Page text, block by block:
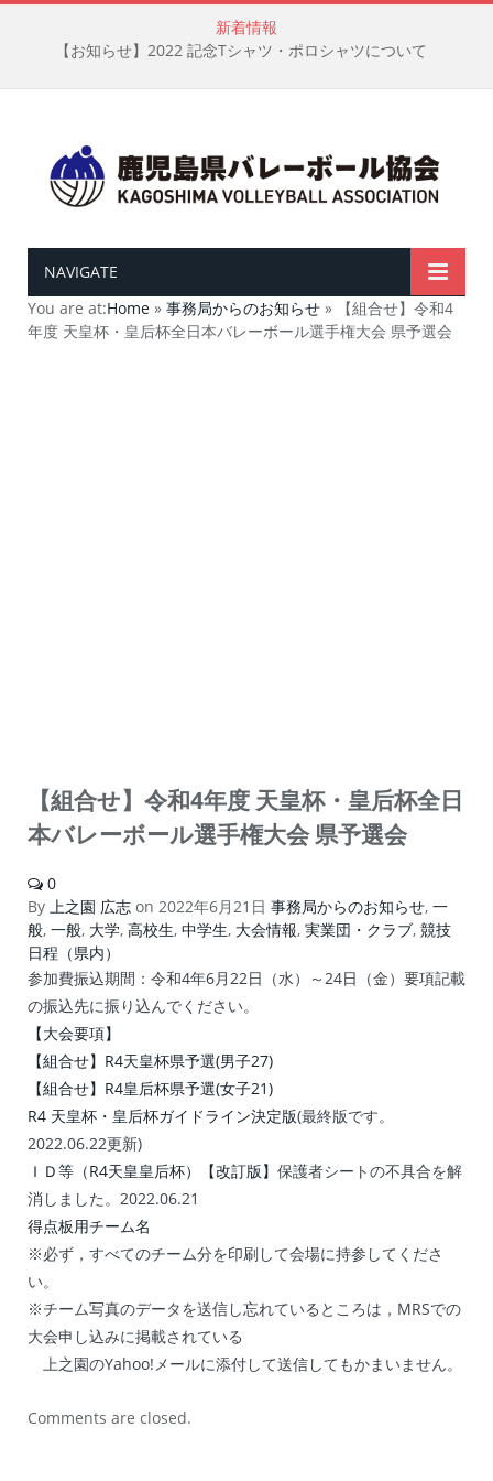
新着情報
【お知らせ】2022 記念Tシャツ・ポロシャツについて
NAVIGATE
You are at:Home » 事務局からのお知らせ »
【組合せ】令和4
年度 天皇杯・皇后杯全日本バレーボール選手権大会 県予選会
【組合せ】令和4年度 天皇杯・皇后杯全日
本バレーボール選手権大会 県予選会
0
By 上之園 広志 on 2022年6月21日 事務局からのお知らせ, 一
般, 一般, 大学, 高校生, 中学生, 大会情報, 実業団・クラブ, 競技
日程（県内）
参加費振込期間：令和4年6月22日（水）～24日（金）要項記載
の振込先に振り込んでください。
【大会要項】
【組合せ】R4天皇杯県予選(男子27)
【組合せ】 R4皇后杯県予選(女子21)
R4 天皇杯・皇后杯ガイドライン決定版(最終版です。
2022.06.22更新)
ＩＤ等（R4天皇皇后杯）【改訂版】 保護者シートの不具合を解
消しました。2022.06.21
得点板用チーム名
※必ず，すべてのチーム分を印刷して会場に持参してくださ
い。
※チーム写真のデータを送信し忘れているところは，MRSでの
大会申し込みに掲載されている
上之園のYahoo!メールに添付して送信してもかまいません。
Comments are closed.